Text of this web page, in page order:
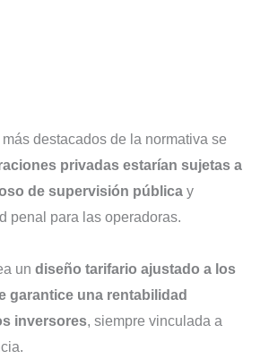
destacados de la normativa se
privadas estarían sujetas a
de supervisión pública y
penal para las operadoras.
un diseño tarifario ajustado a los
garantice una rentabilidad
inversores, siempre vinculada a